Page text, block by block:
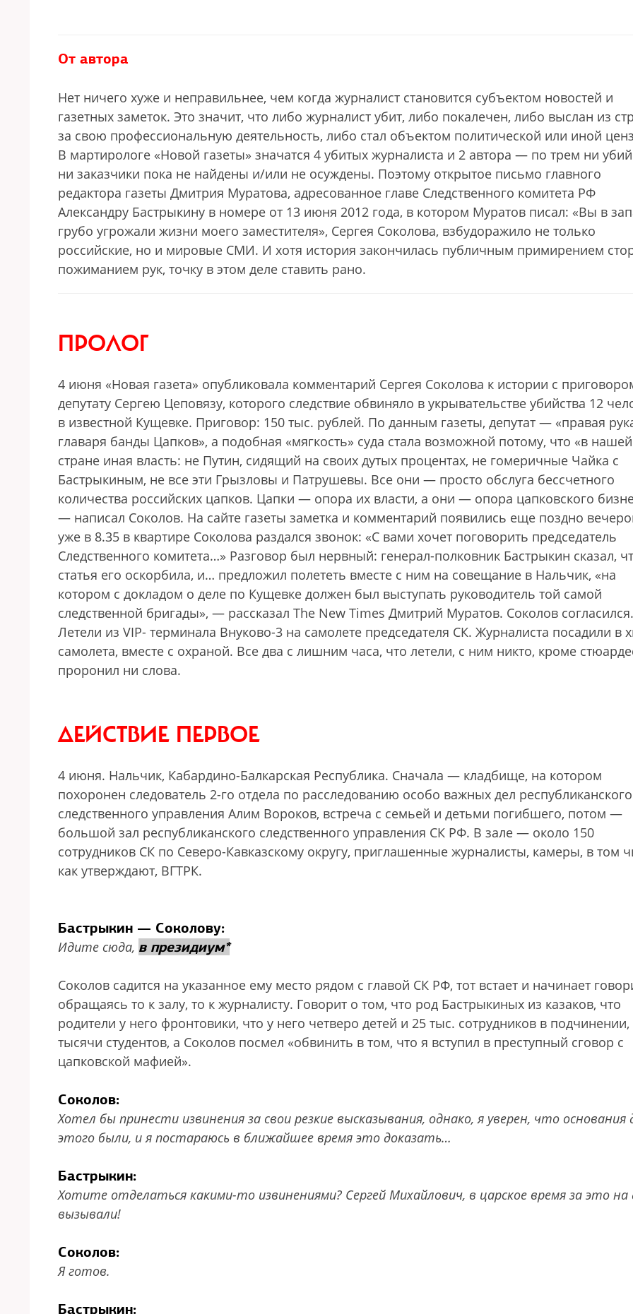
От автора
Нет ничего хуже и неправильнее, чем когда журналист становится субъектом новостей и
газетных заметок. Это значит, что либо журналист убит, либо покалечен, либо выслан из
за свою профессиональную деятельность, либо стал объектом политической или иной
В мартирологе «Новой газеты» значатся 4 убитых журналиста и 2 автора — по трем ни
ни заказчики пока не найдены и/или не осуждены. Поэтому открытое письмо главного
редактора газеты Дмитрия Муратова, адресованное главе Следственного комитета РФ
Александру Бастрыкину в номере от 13 июня 2012 года, в котором Муратов писал: «Вы в
грубо угрожали жизни моего заместителя», Сергея Соколова, взбудоражило не только
российские, но и мировые СМИ. И хотя история закончилась публичным примирением
пожиманием рук, точку в этом деле ставить рано.
ПРОЛОГ
4 июня «Новая газета» опубликовала комментарий Сергея Соколова к истории с
депутату Сергею Цеповязу, которого следствие обвиняло в укрывательстве убийства 12
в известной Кущевке. Приговор: 150 тыс. рублей. По данным газеты, депутат — «правая
главаря банды Цапков», а подобная «мягкость» суда стала возможной потому, что «в нашей
стране иная власть: не Путин, сидящий на своих дутых процентах, не гомеричные Чайка с
Бастрыкиным, не все эти Грызловы и Патрушевы. Все они — просто обслуга бессчетного
количества российских цапков. Цапки — опора их власти, а они — опора цапковского
— написал Соколов. На сайте газеты заметка и комментарий появились еще поздно
уже в 8.35 в квартире Соколова раздался звонок: «С вами хочет поговорить председатель
Следственного комитета…» Разговор был нервный: генерал-полковник Бастрыкин сказал,
статья его оскорбила, и… предложил полететь вместе с ним на совещание в Нальчик, «на
котором с докладом о деле по Кущевке должен был выступать руководитель той самой
следственной бригады», — рассказал The New Times Дмитрий Муратов. Соколов согласился.
Летели из VIP- терминала Внуково-3 на самолете председателя СК. Журналиста посадили в
самолета, вместе с охраной. Все два с лишним часа, что летели, с ним никто, кроме
проронил ни слова.
ДЕЙСТВИЕ ПЕРВОЕ
4 июня. Нальчик, Кабардино-Балкарская Республика. Сначала — кладбище, на котором
похоронен следователь 2-го отдела по расследованию особо важных дел республиканского
следственного управления Алим Вороков, встреча с семьей и детьми погибшего, потом —
большой зал республиканского следственного управления СК РФ. В зале — около 150
сотрудников СК по Северо-Кавказскому округу, приглашенные журналисты, камеры, в том
как утверждают, ВГТРК.
Бастрыкин — Соколову:
Идите сюда, в президиум*
Соколов садится на указанное ему место рядом с главой СК РФ, тот встает и начинает
обращаясь то к залу, то к журналисту. Говорит о том, что род Бастрыкиных из казаков, что
родители у него фронтовики, что у него четверо детей и 25 тыс. сотрудников в подчинении,
тысячи студентов, а Соколов посмел «обвинить в том, что я вступил в преступный сговор с
цапковской мафией».
Соколов:
Хотел бы принести извинения за свои резкие высказывания, однако, я уверен, что основания
этого были, и я постараюсь в ближайшее время это доказать…
Бастрыкин:
Хотите отделаться какими-то извинениями? Сергей Михайлович, в царское время за это на
вызывали!
Соколов:
Я готов.
Бастрыкин: